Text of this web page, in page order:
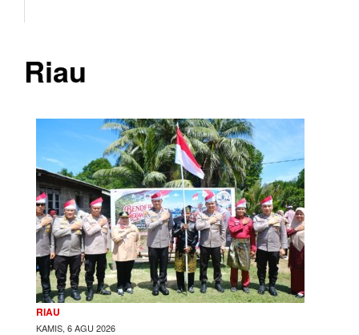
Riau
RIAU
KAMIS, 6 AGU 2026